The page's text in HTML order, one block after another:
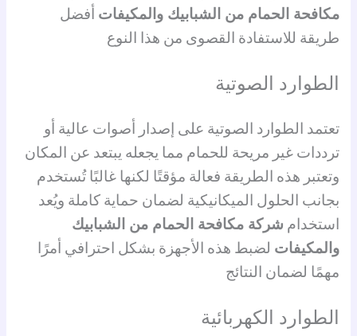
مكافحة الحمام من الشبابيك والمكيفات أفضل
طريقة للاستفادة القصوى من هذا النوع
الطوارد الصوتية
تعتمد الطوارد الصوتية على إصدار أصوات عالية أو
ترددات غير مريحة للحمام مما يجعله يبتعد عن المكان
وتعتبر هذه الطريقة فعالة مؤقتًا لكنها غالبًا تُستخدم
بجانب الحلول الميكانيكية لضمان حماية كاملة ويُعد
استخدام شركة مكافحة الحمام من الشبابيك
والمكيفات لضبط هذه الأجهزة بشكل احترافي أمرًا
مهمًا لضمان النتائج
الطوارد الكهربائية